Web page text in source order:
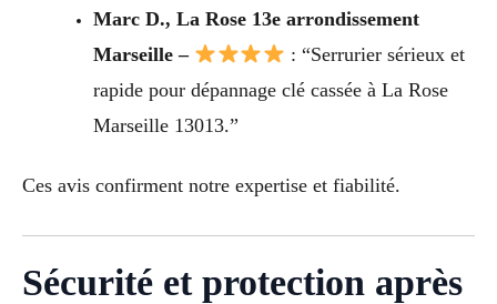
Marc D., La Rose 13e arrondissement
Marseille –
: “Serrurier sérieux et
rapide pour dépannage clé cassée à La Rose
Marseille 13013.”
Ces avis confirment notre expertise et fiabilité.
Sécurité et protection après